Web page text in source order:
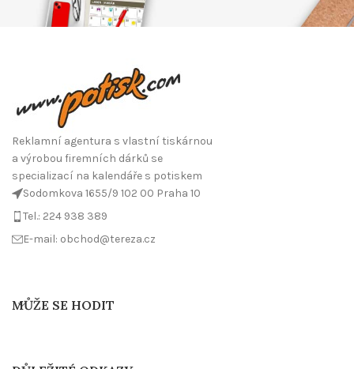
Reklamní agentura s vlastní tiskárnou
a výrobou firemních dárků se
specializací na kalendáře s potiskem
Sodomkova 1655/9 102 00 Praha 10
Tel.: 224 938 389
E-mail: obchod@tereza.cz
MŮŽE SE HODIT